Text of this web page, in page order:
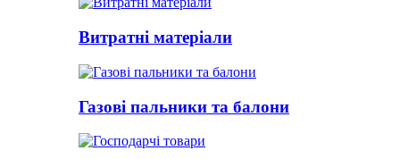
Витратні матеріали
Газові пальники та балони